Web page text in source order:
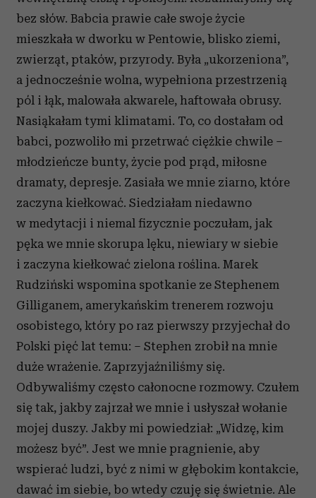
Partnerzy mogą połączyć te informacje z innymi danymi
otrzymanymi od Ciebie lub uzyskanymi podczas
korzystania z ich usług.
bez słów. Babcia prawie całe swoje życie
mieszkała w dworku w Pentowie, blisko ziemi,
zwierząt, ptaków, przyrody. Była „ukorzeniona”,
a jednocześnie wolna, wypełniona przestrzenią
pól i łąk, malowała akwarele, haftowała obrusy.
Nasiąkałam tymi klimatami. To, co dostałam od
babci, pozwoliło mi przetrwać ciężkie chwile –
młodzieńcze bunty, życie pod prąd, miłosne
dramaty, depresje. Zasiała we mnie ziarno, które
zaczyna kiełkować. Siedziałam niedawno
w medytacji i niemal fizycznie poczułam, jak
pęka we mnie skorupa lęku, niewiary w siebie
i zaczyna kiełkować zielona roślina. Marek
Rudziński wspomina spotkanie ze Stephenem
Gilliganem, amerykańskim trenerem rozwoju
osobistego, który po raz pierwszy przyjechał do
Polski pięć lat temu: – Stephen zrobił na mnie
duże wrażenie. Zaprzyjaźniliśmy się.
Odbywaliśmy często całonocne rozmowy. Czułem
się tak, jakby zajrzał we mnie i usłyszał wołanie
mojej duszy. Jakby mi powiedział: „Widzę, kim
możesz być”. Jest we mnie pragnienie, aby
wspierać ludzi, być z nimi w głębokim kontakcie,
dawać im siebie, bo wtedy czuję się świetnie. Ale